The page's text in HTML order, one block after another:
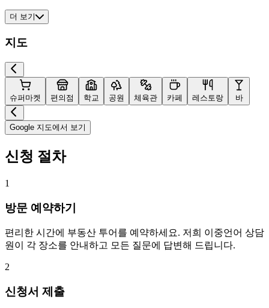
더 보기
지도
슈퍼마켓 편의점 학교 공원 체육관 카페 레스토랑 바
Google 지도에서 보기
신청 절차
1
방문 예약하기
편리한 시간에 부동산 투어를 예약하세요. 저희 이중언어 상담
원이 각 장소를 안내하고 모든 질문에 답변해 드립니다.
2
신청서 제출